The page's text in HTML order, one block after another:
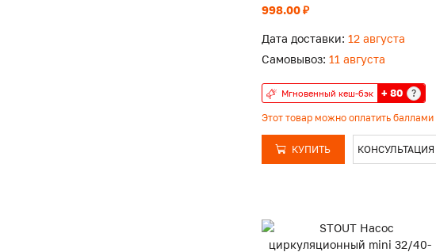
998.00 ₽
Дата доставки: 12 августа
Самовывоз: 11 августа
Мгновенный кеш-бэк + 80 ?
Этот товар можно оплатить баллами
КУПИТЬ КОНСУЛЬТАЦИЯ